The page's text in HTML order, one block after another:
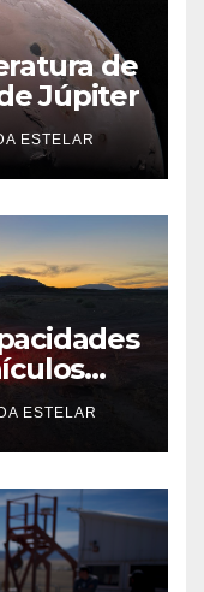
de
Júpiter
ESTELAR
y
ESTELAR